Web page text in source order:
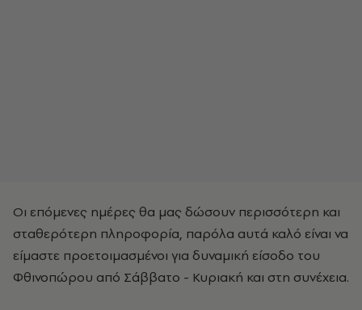
Οι επόμενες ημέρες θα μας δώσουν περισσότερη και
σταθερότερη πληροφορία, παρόλα αυτά καλό είναι να
είμαστε προετοιμασμένοι για δυναμική είσοδο του
Φθινοπώρου από Σάββατο - Κυριακή και στη συνέχεια.